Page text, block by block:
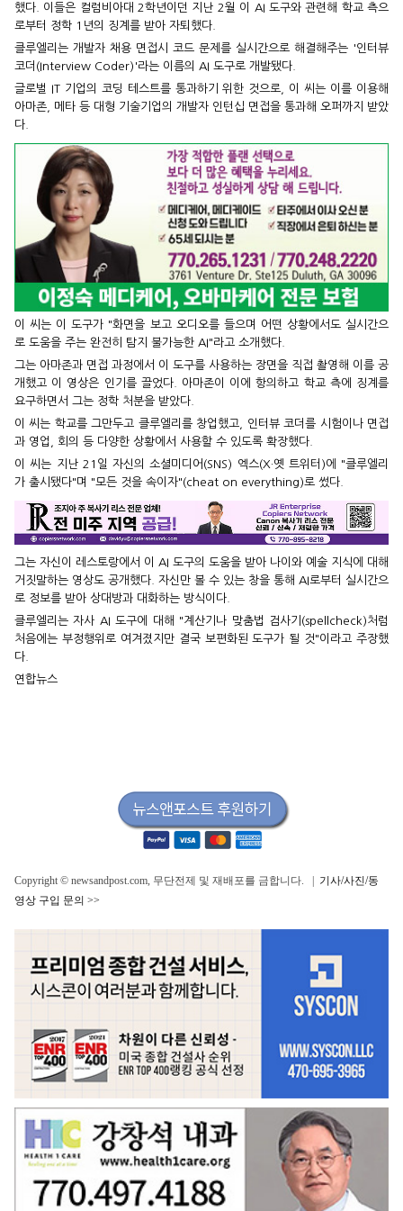
했다. 이들은 컬럼비아대 2학년이던 지난 2월 이 AI 도구와 관련해 학교 측으
로부터 정학 1년의 징계를 받아 자퇴했다.
클루엘리는 개발자 채용 면접시 코드 문제를 실시간으로 해결해주는 '인터뷰
코더(Interview Coder)'라는 이름의 AI 도구로 개발됐다.
글로벌 IT 기업의 코딩 테스트를 통과하기 위한 것으로, 이 씨는 이를 이용해
아마존, 메타 등 대형 기술기업의 개발자 인턴십 면접을 통과해 오퍼까지 받았
다.
이 씨는 이 도구가 "화면을 보고 오디오를 들으며 어떤 상황에서도 실시간으
로 도움을 주는 완전히 탐지 불가능한 AI"라고 소개했다.
그는 아마존과 면접 과정에서 이 도구를 사용하는 장면을 직접 촬영해 이를 공
개했고 이 영상은 인기를 끌었다. 아마존이 이에 항의하고 학교 측에 징계를
요구하면서 그는 정학 처분을 받았다.
이 씨는 학교를 그만두고 클루엘리를 창업했고, 인터뷰 코더를 시험이나 면접
과 영업, 회의 등 다양한 상황에서 사용할 수 있도록 확장했다.
이 씨는 지난 21일 자신의 소셜미디어(SNS) 엑스(X·옛 트위터)에 "클루엘리
가 출시됐다"며 "모든 것을 속이자"(cheat on everything)로 썼다.
그는 자신이 레스토랑에서 이 AI 도구의 도움을 받아 나이와 예술 지식에 대해
거짓말하는 영상도 공개했다. 자신만 볼 수 있는 창을 통해 AI로부터 실시간으
로 정보를 받아 상대방과 대화하는 방식이다.
클루엘리는 자사 AI 도구에 대해 "계산기나 맞춤법 검사기(spellcheck)처럼
처음에는 부정행위로 여겨졌지만 결국 보편화된 도구가 될 것"이라고 주장했
다.
연합뉴스
Copyright © newsandpost.com, 무단전제 및 재배포를 금합니다. | 기사/사진/동
영상 구입 문의 >>